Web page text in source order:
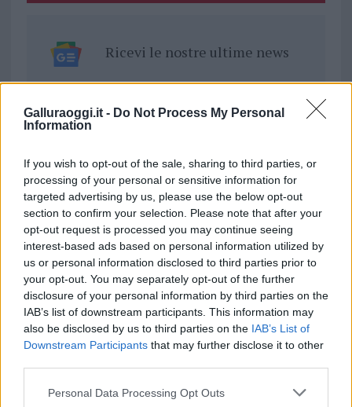
Galluraoggi.it - Do Not Process My Personal
Information
If you wish to opt-out of the sale, sharing to third parties, or
processing of your personal or sensitive information for
targeted advertising by us, please use the below opt-out
section to confirm your selection. Please note that after your
opt-out request is processed you may continue seeing
interest-based ads based on personal information utilized by
us or personal information disclosed to third parties prior to
your opt-out. You may separately opt-out of the further
disclosure of your personal information by third parties on the
IAB’s list of downstream participants. This information may
also be disclosed by us to third parties on the IAB’s List of
Downstream Participants that may further disclose it to other
Please note that this website/app uses one or more Google
Personal Data Processing Opt Outs
Ricevi le nostre ultime news
Condividi l'articolo
F
a
ce
b
o
o
k
T
w
it
te
r
Pi
n
te
re
st
W
h
at
s
A
p
p
S
h
a
re
Articolo precedente
Prossimo articolo
NOTIZIE RECENTI
Gallura